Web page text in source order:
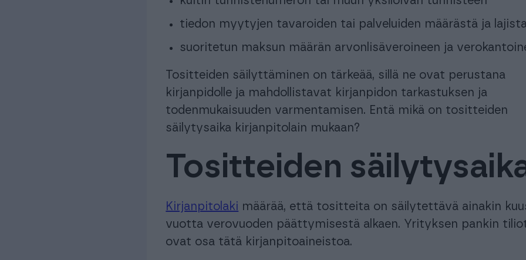
tiedon myytyjen tavaroiden tai palveluiden määrästä ja
suoritetun maksun määrän arvonlisäveroineen ja
Tositteiden säilyttäminen on tärkeää, sillä ne ovat perustana
kirjanpidolle ja mahdollistavat kirjanpidon tarkastuksen ja
todenmukaisuuden varmentamisen. Entä mikä on tositteiden
säilytysaika kirjanpitolain mukaan?
Tositteiden
Kirjanpitolaki määrää, että tositteita on säilytettävä ainakin
vuotta verovuoden päättymisestä alkaen. Yrityksen pankin
ovat osa tätä kirjanpitoaineistoa.